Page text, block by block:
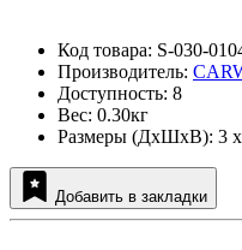
Код товара: S-030-
Производитель:
Доступность: 8
Вес: 0.30кг
Размеры (ДxШxВ): 3 x
Добавить в закладки